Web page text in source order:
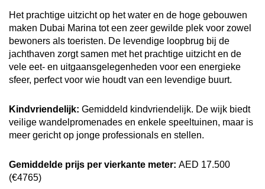
Het prachtige uitzicht op het water en de hoge gebouwen
maken Dubai Marina tot een zeer gewilde plek voor zowel
bewoners als toeristen. De levendige loopbrug bij de
jachthaven zorgt samen met het prachtige uitzicht en de
vele eet- en uitgaansgelegenheden voor een energieke
sfeer, perfect voor wie houdt van een levendige buurt.
Kindvriendelijk: Gemiddeld kindvriendelijk. De wijk biedt
veilige wandelpromenades en enkele speeltuinen, maar is
meer gericht op jonge professionals en stellen.
Gemiddelde prijs per vierkante meter: AED 17.500
(€4765)